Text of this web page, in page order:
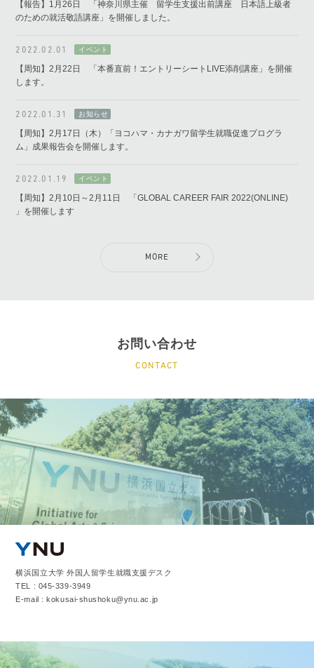
【報告】1月26日 「神奈川県主催 留学生支援出前講座 日本語上級者
のための就活敬語講座」を開催しました。
2022.02.01
【周知】2月22日 「本番直前！エントリーシートLIVE添削講座」を開催
します。
2022.01.31
【周知】2月17日（木）「ヨコハマ・カナガワ留学生就職促進プログラ
ム」成果報告会を開催します。
2022.01.19
【周知】2月10日～2月11日 「GLOBAL CAREER FAIR 2022(ONLINE)
」を開催します
MORE
お問い合わせ
CONTACT
横浜国立大学 外国人留学生就職支援デスク
TEL : 045-339-3949
E-mail : kokusai-shushoku@ynu.ac.jp